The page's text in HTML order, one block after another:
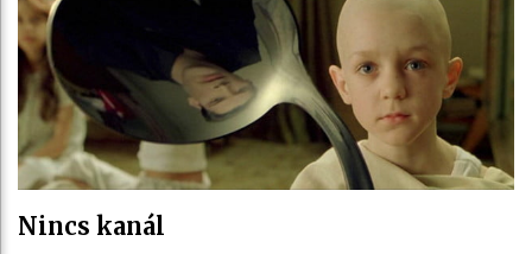
Nincs kanál